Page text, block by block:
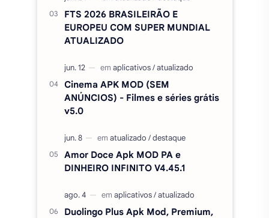
FTS 2026 BRASILEIRÃO E
EUROPEU COM SUPER MUNDIAL
ATUALIZADO
Cinema APK MOD (SEM
ANÚNCIOS) - Filmes e séries grátis
v5.0
Amor Doce Apk MOD PA e
DINHEIRO INFINITO V4.45.1
Duolingo Plus Apk Mod, Premium,